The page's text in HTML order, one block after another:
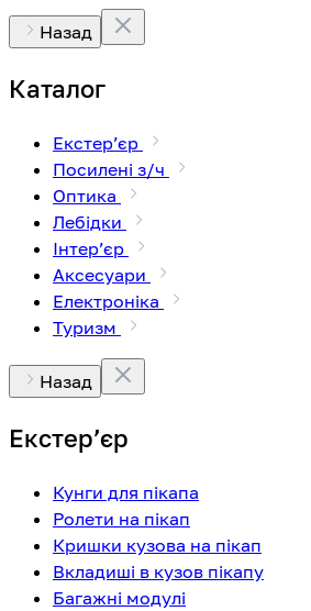
Назад
Каталог
Екстерʼєр
Посилені з/ч
Оптика
Лебідки
Інтерʼєр
Аксесуари
Електроніка
Туризм
Назад
Екстерʼєр
Кунги для пікапа
Ролети на пікап
Кришки кузова на пікап
Вкладиші в кузов пікапу
Багажні модулі